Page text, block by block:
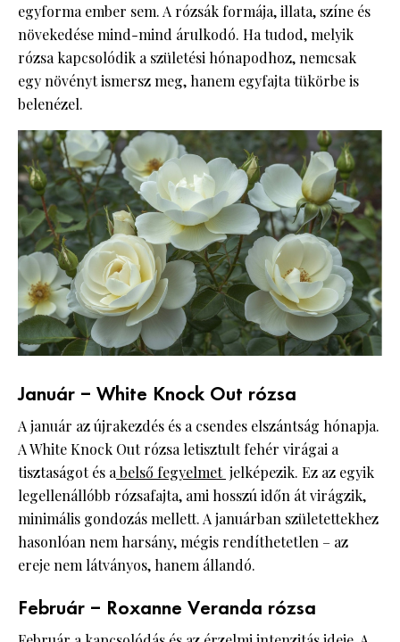
egyforma ember sem. A rózsák formája, illata, színe és
növekedése mind-mind árulkodó. Ha tudod, melyik
rózsa kapcsolódik a születési hónapodhoz, nemcsak
egy növényt ismersz meg, hanem egyfajta tükörbe is
belenézel.
Január – White Knock Out rózsa
A január az újrakezdés és a csendes elszántság hónapja.
A White Knock Out rózsa letisztult fehér virágai a
tisztaságot és abelső fegyelmet jelképezik. Ez az egyik
legellenállóbb rózsafajta, ami hosszú időn át virágzik,
minimális gondozás mellett. A januárban születettekhez
hasonlóan nem harsány, mégis rendíthetetlen – az
ereje nem látványos, hanem állandó.
Február – Roxanne Veranda rózsa